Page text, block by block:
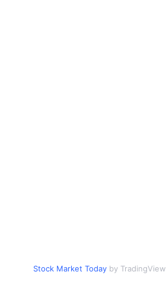
Stock Market Today by TradingView